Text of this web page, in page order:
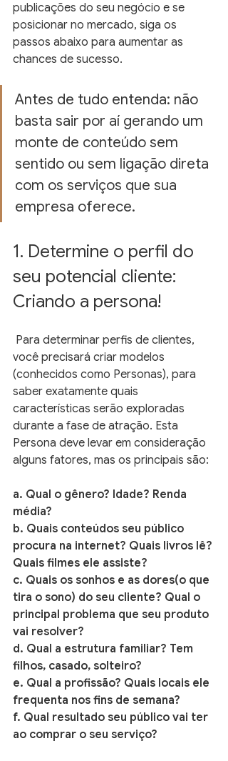
publicações do seu negócio e se
posicionar no mercado, siga os
passos abaixo para aumentar as
chances de sucesso.
Antes de tudo entenda: não
basta sair por aí gerando um
monte de conteúdo sem
sentido ou sem ligação direta
com os serviços que sua
empresa oferece.
1. Determine o perfil do
seu potencial cliente:
Criando a persona!
você precisará criar modelos
(conhecidos como Personas), para
saber exatamente quais
características serão exploradas
durante a fase de atração. Esta
Persona deve levar em consideração
alguns fatores, mas os principais são:
a. Qual o gênero? Idade? Renda
média?
b. Quais conteúdos seu público
procura na internet? Quais livros lê?
Quais filmes ele assiste?
c. Quais os sonhos e as dores(o que
tira o sono) do seu cliente? Qual o
principal problema que seu produto
vai resolver?
d. Qual a estrutura familiar? Tem
filhos, casado, solteiro?
e. Qual a profissão? Quais locais ele
frequenta nos fins de semana?
f. Qual resultado seu público vai ter
ao comprar o seu serviço?